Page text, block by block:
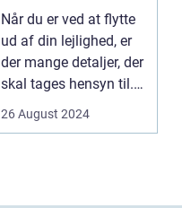
overvejelser
Når du er ved at flytte
ud af din lejlighed, er
der mange detaljer, der
skal tages hensyn til.
En af...
26 August 2024